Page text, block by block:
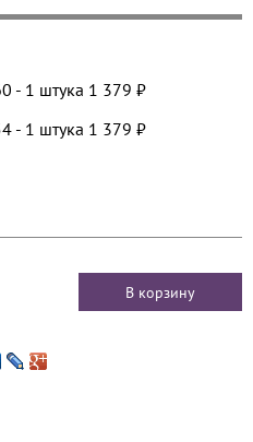
- 1 штука 1 379 ₽
- 1 штука 1 379 ₽